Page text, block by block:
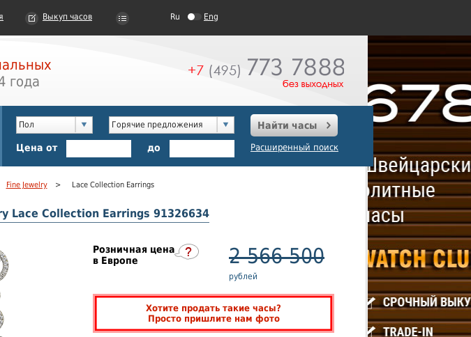
Выкуп часов Ru Eng
года
Пол Горячие предложения
Найти часы
Цена от
до Расширенный поиск
Fine Jewelry > Lace Collection Earrings
Lace Collection Earrings 91326634
Розничная цена
в Европе
2 566 500
рублей
Хотите продать такие часы?
Просто пришлите нам фото